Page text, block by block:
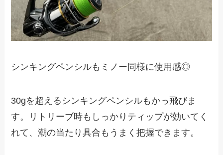
シンキングペンシルもミノー同様に使用感◎
30gを超えるシンキングペンシルもかっ飛びま
す。リトリーブ時もしっかりティップが効いてく
れて、潮の当たり具合もうまく把握できます。